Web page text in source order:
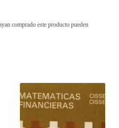
comprado este producto pueden